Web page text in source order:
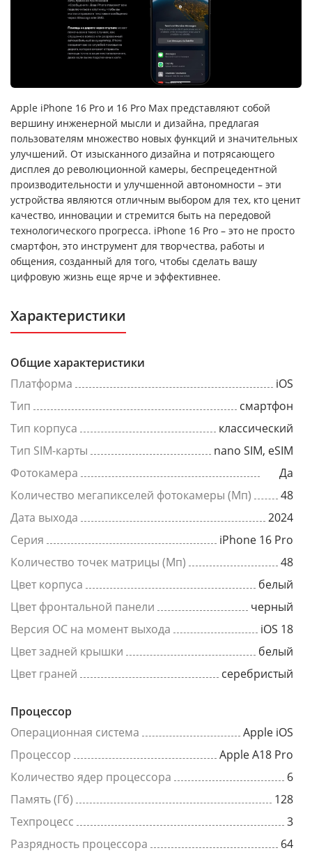
Apple iPhone 16 Pro и 16 Pro Max представляют собой
вершину инженерной мысли и дизайна, предлагая
пользователям множество новых функций и значительных
улучшений. От изысканного дизайна и потрясающего
дисплея до революционной камеры, беспрецедентной
производительности и улучшенной автономности – эти
устройства являются отличным выбором для тех, кто ценит
качество, инновации и стремится быть на передовой
технологического прогресса. iPhone 16 Pro – это не просто
смартфон, это инструмент для творчества, работы и
общения, созданный для того, чтобы сделать вашу
цифровую жизнь еще ярче и эффективнее.
Характеристики
Общие характеристики
Платформа
iOS
Тип
смартфон
Тип корпуса
классический
Тип SIM-карты
nano SIM, eSIM
Фотокамера
Да
Количество мегапикселей фотокамеры (Мп)
48
Дата выхода
2024
Серия
iPhone 16 Pro
Количество точек матрицы (Мп)
48
Цвет корпуса
белый
Цвет фронтальной панели
черный
Версия ОС на момент выхода
iOS 18
Цвет задней крышки
белый
Цвет граней
серебристый
Процессор
Операционная система
Apple iOS
Процессор
Apple A18 Pro
Количество ядер процессора
6
Память (Гб)
128
Техпроцесс
3
Разрядность процессора
64